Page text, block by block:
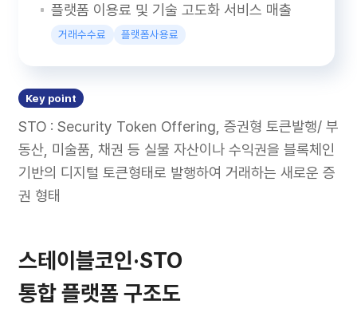
플랫폼 이용료 및 기술 고도화 서비스 매출
거래수수료 플랫폼사용료
Key point
STO : Security Token Offering, 증권형 토큰발행/ 부
동산, 미술품, 채권 등 실물 자산이나 수익권을 블록체인
기반의 디지털 토큰형태로 발행하여 거래하는 새로운 증
권 형태
스테이블코인·STO
통합 플랫폼 구조도